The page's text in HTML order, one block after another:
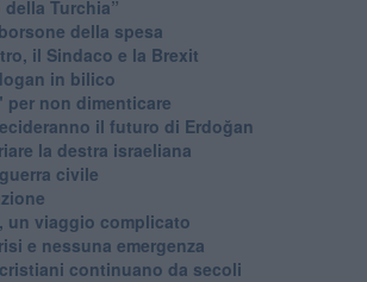
Turchia”
della spesa
il Sindaco e la Brexit
in bilico
non dimenticare
il futuro di Erdoğan
la destra israeliana
civile
un viaggio complicato
e nessuna emergenza
continuano da secoli